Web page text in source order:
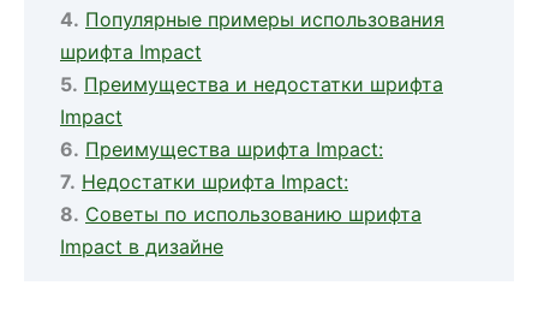
Популярные примеры использования
шрифта Impact
Преимущества и недостатки шрифта
Impact
Преимущества шрифта Impact:
Недостатки шрифта Impact:
Советы по использованию шрифта
Impact в дизайне